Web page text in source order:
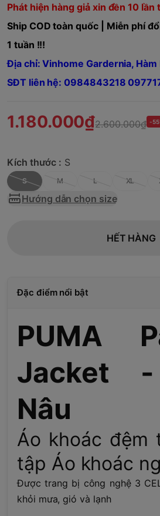
Phát hiện hàng giả xin đền 10 lần
Ship COD toàn quốc | Miễn phí
1 tuần !!!
Địa chỉ: Vinhome Gardernia, Hàm
SĐT liên hệ: 0984843218
1.180.000₫2.600.000₫ -
Kích thước : S
S M L XL
Hướng dẫn chọn size
HẾT HÀNG
Đặc điểm nổi bật
PUMA
Jacket
Nâu
Áo khoác đệm
tập Áo khoác
Được trang bị công nghệ 3
khỏi mưa, gió và lạnh